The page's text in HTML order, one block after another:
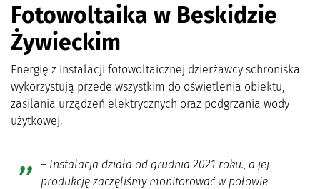
Fotowoltaika w Beskidzie
Żywieckim
Energię z instalacji fotowoltaicznej dzierżawcy schroniska
wykorzystują przede wszystkim do oświetlenia obiektu,
zasilania urządzeń elektrycznych oraz podgrzania wody
użytkowej.
– Instalacja działa od grudnia 2021 roku., a jej
produkcję zaczęliśmy monitorować w połowie